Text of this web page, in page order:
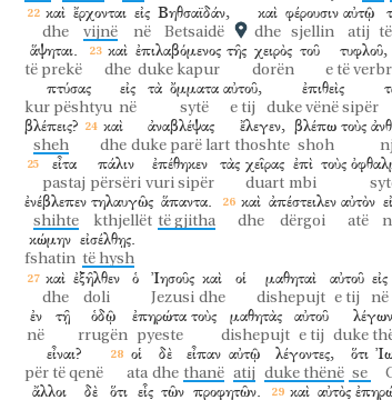
καὶ
dhe
ἔρχονται
vijnë
εἰς
në
Βηθσαϊδάν,
Betsaidë
καὶ
dhe
φέρουσιν
sjellin
αὐτῷ
atij
ἅψηται.
të prekë
καὶ
dhe
ἐπιλαβόμενος
duke kapur
τῆς χειρὸς
dorën
τοῦ τυφλοῦ,
e të
πτύσας
kur pështyu
εἰς
në
τὰ ὄμματα
sytë
αὐτοῦ,
e tij
ἐπιθεὶς
duke vënë sipër
βλέπεις?
sheh
καὶ
dhe
ἀναβλέψας
duke parë lart
ἔλεγεν,
thoshte
βλέπω
shoh
τοὺς
εἶτα
pastaj
πάλιν
përsëri
ἐπέθηκεν
vuri sipër
τὰς χεῖρας
duart
ἐπὶ
mbi
τοὺς
ἐνέβλεπεν
shihte
τηλαυγῶς
kthjellët
ἅπαντα.
të gjitha
καὶ
dhe
ἀπέστειλεν
dërgoi
αὐτὸν
atë
κώμην
fshatin
εἰσέλθῃς.
të hysh
καὶ
dhe
ἐξῆλθεν
doli
ὁ Ἰησοῦς
Jezusi
καὶ
dhe
οἱ μαθηταὶ
dishepujt
αὐτοῦ
e tij
εἰς
në
ἐν
në
τῇ ὁδῷ
rrugën
ἐπηρώτα
pyeste
τοὺς μαθητὰς
dishepujt
αὐτοῦ
e tij
λέγων
duke
εἶναι?
për të qenë
οἱ
ata
δὲ
dhe
εἶπαν
thanë
αὐτῷ
atij
λέγοντες,
duke thënë
ὅτι
se
ἄλλοι δὲ ὅτι εἷς τῶν προφητῶν. καὶ αὐτὸς